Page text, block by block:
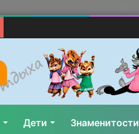
Дети Знаменитости